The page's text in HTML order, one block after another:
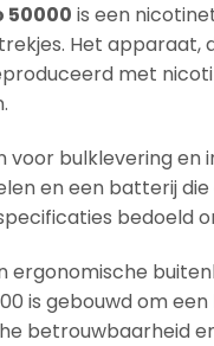
50000 is een
Het
met
voor bulklevering
en een batterij
bedoeld
ergonomische
is gebouwd om
betrouwbaarheid